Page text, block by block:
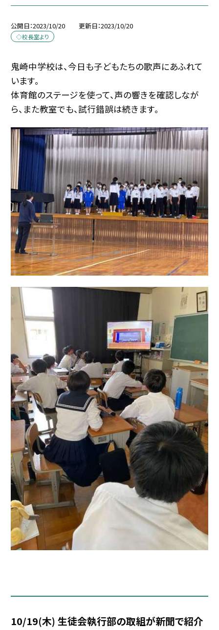
公開日 2023/10/20 更新日 2023/10/20
◇校長室より
鬼崎中学校は、今日も子どもたちの歌声にあふれて
います。
体育館のステージを使って、声の響きを確認しなが
ら、また教室でも、試行錯誤は続きます。
10/19(木) 生徒会執行部の取組が新聞で紹介